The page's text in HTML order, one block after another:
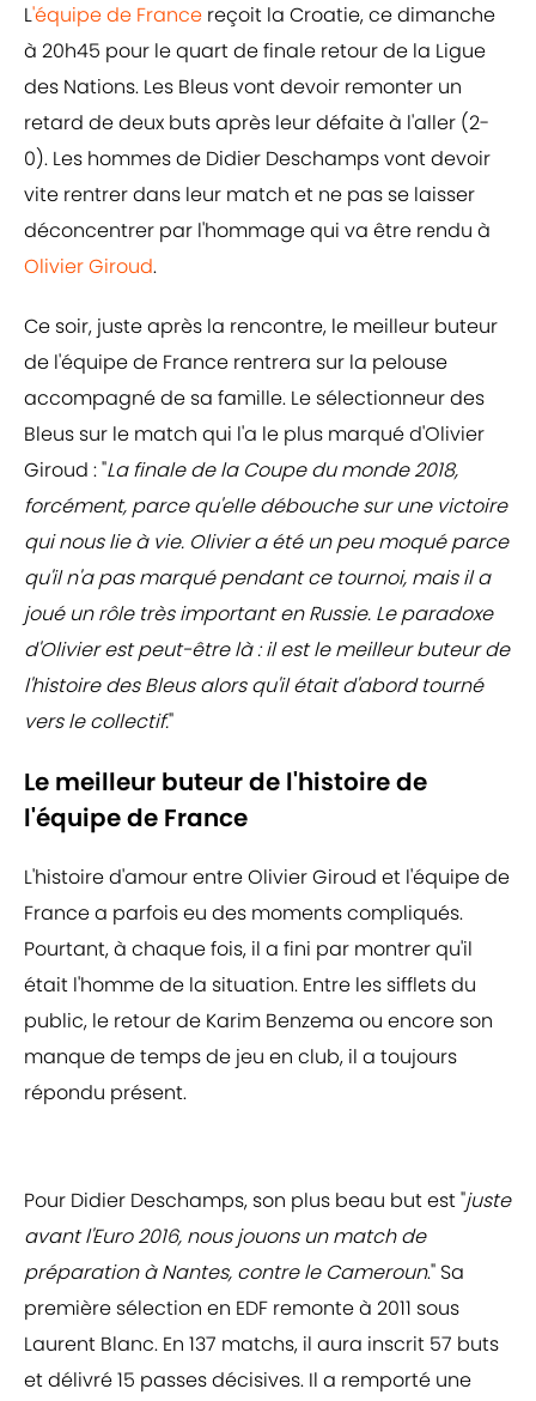
L'équipe de France reçoit la Croatie, ce dimanche
à 20h45 pour le quart de finale retour de la Ligue
des Nations. Les Bleus vont devoir remonter un
retard de deux buts après leur défaite à l'aller (2-
0). Les hommes de Didier Deschamps vont devoir
vite rentrer dans leur match et ne pas se laisser
déconcentrer par l'hommage qui va être rendu à
Olivier Giroud.
Ce soir, juste après la rencontre, le meilleur buteur
de l'équipe de France rentrera sur la pelouse
accompagné de sa famille. Le sélectionneur des
Bleus sur le match qui l'a le plus marqué d'Olivier
Giroud : "La finale de la Coupe du monde 2018,
forcément, parce qu'elle débouche sur une victoire
qui nous lie à vie. Olivier a été un peu moqué parce
qu'il n'a pas marqué pendant ce tournoi, mais il a
joué un rôle très important en Russie. Le paradoxe
d'Olivier est peut-être là : il est le meilleur buteur de
l'histoire des Bleus alors qu'il était d'abord tourné
vers le collectif."
Le meilleur buteur de l'histoire de
l'équipe de France
L'histoire d'amour entre Olivier Giroud et l'équipe de
France a parfois eu des moments compliqués.
Pourtant, à chaque fois, il a fini par montrer qu'il
était l'homme de la situation. Entre les sifflets du
public, le retour de Karim Benzema ou encore son
manque de temps de jeu en club, il a toujours
répondu présent.
Pour Didier Deschamps, son plus beau but est "juste
avant l'Euro 2016, nous jouons un match de
préparation à Nantes, contre le Cameroun." Sa
première sélection en EDF remonte à 2011 sous
Laurent Blanc. En 137 matchs, il aura inscrit 57 buts
et délivré 15 passes décisives. Il a remporté une